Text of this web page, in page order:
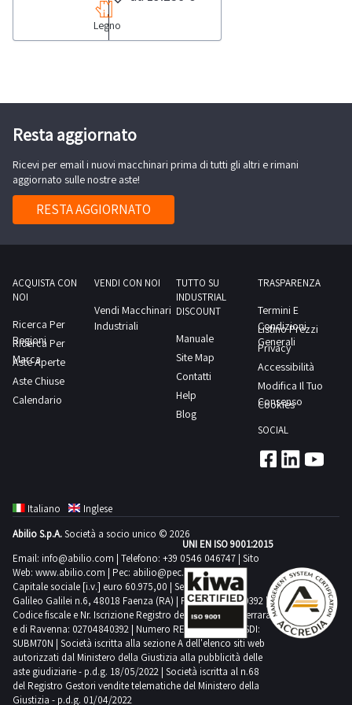
Pantografo
a
colonna
Route
Sega
da
banco
Salvarani
300-
Minuteira
molto
per
visionare
l'elenco
completo
dei
beni
inclusi
in
questo
lotto.Beni
legna
da
37cm.Macchina
utilizzata
per
eseguire
centro
di
Rover
9.50
sprovvisto
di
computer
-
Piallatrice
filo
Group
banco
SCM
INDUSTRIA
T55W
ELITE
S,
-
Carrello
elevatore
a
Legno
Resta aggiornato
Ricevi per email i nuovi macchinari prima di tutti gli altri e rimani
aggiornato sulle nostre aste!
RESTA AGGIORNATO
ACQUISTA CON
NOI
Ricerca Per
Regioni
Ricerca Per
Marca
Aste Aperte
Aste Chiuse
Calendario
VENDI CON NOI
Vendi Macchinari
Industriali
TUTTO SU
INDUSTRIAL
DISCOUNT
Manuale
Site Map
Contatti
Help
Blog
TRASPARENZA
Termini E
Condizioni
Generali
Listino Prezzi
Privacy
Accessibilità
Modifica Il Tuo
Consenso
Cookies
SOCIAL
Italiano
Inglese
Abilio S.p.A.Società a socio unico © 2026
Email: info@abilio.com | Telefono: +39 0546 046747 | Sito
Web: www.abilio.com | Pec: abilio@pec.illimity.com
Capitale sociale [i.v.] euro 60.975,00 | Sede legale in Via
Galileo Galilei n.6, 48018 Faenza (RA) | P.IVA: 02704840392 |
Codice fiscale e Nr. Iscrizione Registro delle Imprese di Ferrara
e di Ravenna: 02704840392 | Numero REA RA 224830 | SDI:
SUBM70N | Società iscritta alla sezione A dell'elenco siti web
autorizzati dal Ministero della Giustizia alla pubblicità delle
aste giudiziarie - p.d.g. 18/05/2022 | Società iscritta al n.68
del Registro Gestori vendite telematiche del Ministero della
Giustizia - p.d.g. 01/04/2022
UNI EN ISO 9001:2015